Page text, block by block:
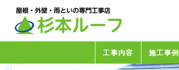
工事内容 施工事例